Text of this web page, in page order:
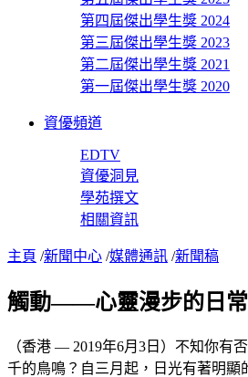
第四屆傑出學生獎 2024
第三屆傑出學生獎 2023
第二屆傑出學生獎 2021
第一屆傑出學生獎 2020
資優頻道
EDTV
資優洞見
學苑撰文
相關資訊
主頁 /新聞中心 /媒體通訊 /新聞稿
觸動——心靈漫步的日
（香港 — 2019年6月3日）不知你有
千的鳥鳴？自三月起，日光有著明顯